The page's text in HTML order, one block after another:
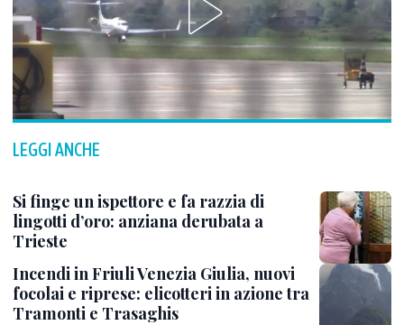
LEGGI ANCHE
Si finge un ispettore e fa razzia di
lingotti d’oro: anziana derubata a
Trieste
Incendi in Friuli Venezia Giulia, nuovi
focolai e riprese: elicotteri in azione tra
Tramonti e Trasaghis